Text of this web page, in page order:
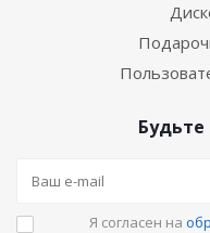
Будьте
Я согласен на